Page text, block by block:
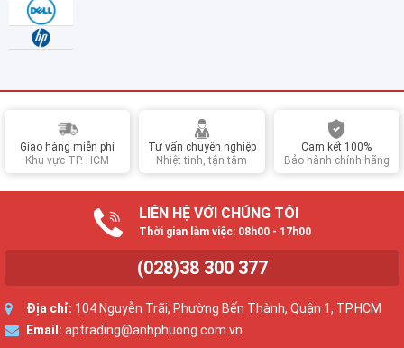
Giao hàng miễn phí
Khu vực TP. HCM
Tư vấn chuyên nghiệp
Nhiệt tình, tận tâm
Cam kết 100%
Bảo hành chính hãng
LIÊN HỆ VỚI CHÚNG TÔI
Thời gian làm việc: 08h00 - 17h00
(028)38 300 377
Địa chỉ: 104 Nguyễn Trãi, Phường Bến Thành, Quận 1, TP.HCM
Email: aptrading@anhphuong.com.vn